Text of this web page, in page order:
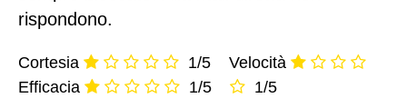
rispondono.
Cortesia
1/5
Efficacia
1/5
Velocità
1/5